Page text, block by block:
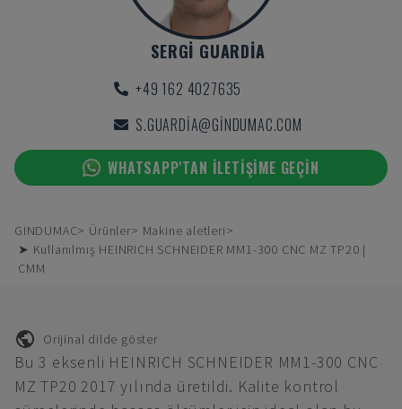
SERGI GUARDIA
+49 162 4027635
S.GUARDIA@GINDUMAC.COM
WHATSAPP'TAN ILETIŞIME GEÇIN
GINDUMAC Ürünler
Makine aletleri
➤ Kullanılmış HEINRICH SCHNEIDER MM1-300 CNC MZ TP20 |
CMM
Orijinal dilde göster
Bu 3 eksenli HEINRICH SCHNEIDER MM1-300 CNC
MZ TP20 2017 yılında üretildi. Kalite kontrol